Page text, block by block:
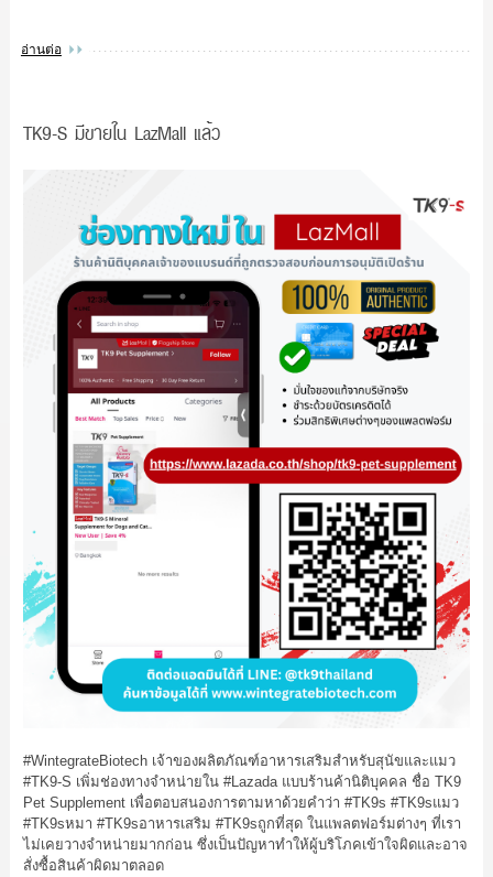
อ่านต่อ
TK9-S มีขายใน LazMall แล้ว
#WintegrateBiotechเจ้าของผลิตภัณฑ์อาหารเสริมสำหรับสุนัขและแมว
#TK9-S เพิ่มช่องทางจำหน่ายใน #Lazadaแบบร้านค้านิติบุคคล ชื่อ TK9
Pet Supplement เพื่อตอบสนองการตามหาด้วยคำว่า #TK9s #TK9sแมว
#TK9sหมา #TK9sอาหารเสริม #TK9sถูกที่สุดในแพลตฟอร์มต่างๆ ที่เรา
ไม่เคยวางจำหน่ายมากก่อน ซึ่งเป็นปัญหาทำให้ผู้บริโภคเข้าใจผิดและอาจ
สั่งซื้อสินค้าผิดมาตลอด